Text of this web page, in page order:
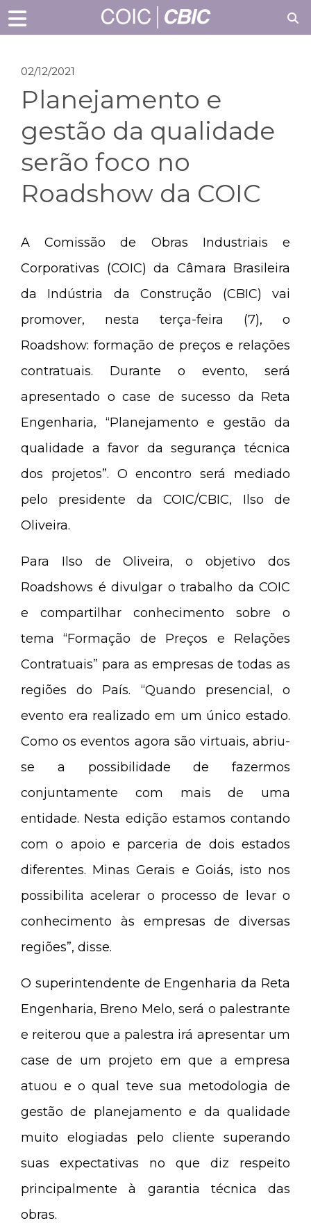
02/12/2021
Planejamento e
gestão da qualidade
serão foco no
Roadshow da COIC
A Comissão de Obras Industriais e
Corporativas (COIC) da Câmara Brasileira
da Indústria da Construção (CBIC) vai
promover, nesta terça-feira (7), o
Roadshow: formação de preços e relações
contratuais. Durante o evento, será
apresentado o case de sucesso da Reta
Engenharia, “Planejamento e gestão da
qualidade a favor da segurança técnica
dos projetos”. O encontro será mediado
pelo presidente da COIC/CBIC, Ilso de
Oliveira.
Para Ilso de Oliveira, o objetivo dos
Roadshows é divulgar o trabalho da COIC
e compartilhar conhecimento sobre o
tema “Formação de Preços e Relações
Contratuais” para as empresas de todas as
regiões do País. “Quando presencial, o
evento era realizado em um único estado.
Como os eventos agora são virtuais, abriu-
se a possibilidade de fazermos
conjuntamente com mais de uma
entidade. Nesta edição estamos contando
com o apoio e parceria de dois estados
diferentes. Minas Gerais e Goiás, isto nos
possibilita acelerar o processo de levar o
conhecimento às empresas de diversas
regiões”, disse.
O superintendente de Engenharia da Reta
Engenharia, Breno Melo, será o palestrante
e reiterou que a palestra irá apresentar um
case de um projeto em que a empresa
atuou e o qual teve sua metodologia de
gestão de planejamento e da qualidade
muito elogiadas pelo cliente superando
suas expectativas no que diz respeito
principalmente à garantia técnica das
obras.